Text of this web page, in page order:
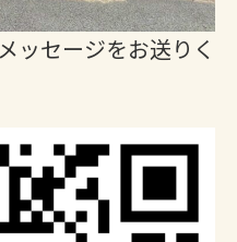
ッセージをお送りく